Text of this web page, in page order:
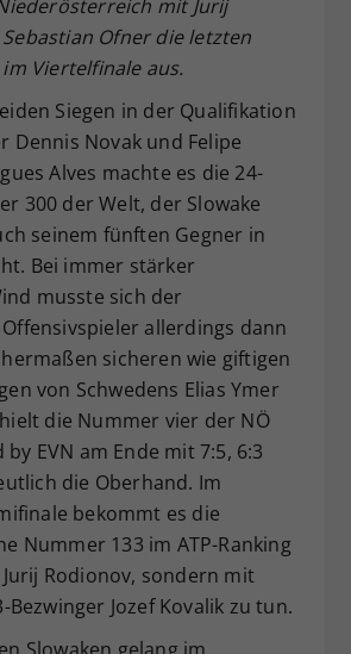
mit Jurij
Ofner die letzten
Viertelfinale aus.
Siegen in der Qualifikation
Dennis Novak und Felipe
Alves machte es die 24-
300 der Welt, der Slowake
seinem fünften Gegner in
Bei immer stärker
musste sich der
allerdings dann
sicheren wie giftigen
von Schwedens Elias Ymer
die Nummer vier der NÖ
EVN am Ende mit 7:5, 6:3
die Oberhand. Im
bekommt es die
Nummer 133 im ATP-Ranking
Rodionov, sondern mit
Bezwinger Jozef Kovalik zu tun.
Wert speichert Ihre Consent-
generierte ID, für die
Speicherung Ihrer
Einstellungen, falls der
Betreiber dies eingestellt